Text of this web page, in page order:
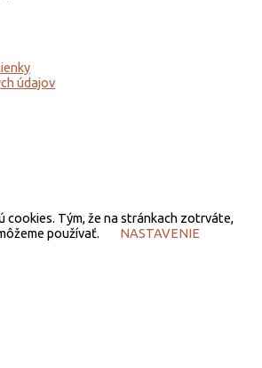
údajov
cookies. Tým, že na stránkach zotrváte,
používať.
NASTAVENIE